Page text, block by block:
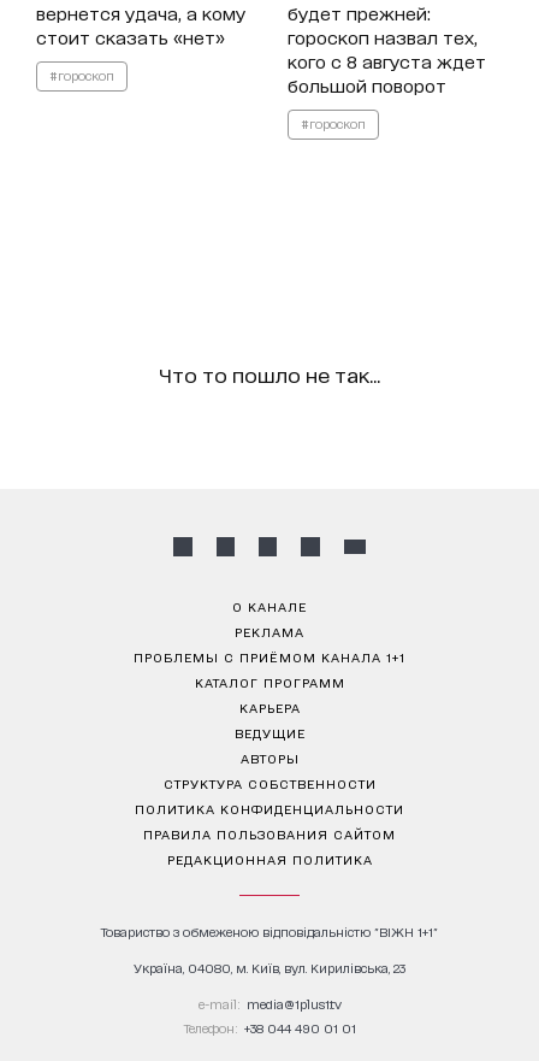
вернется удача, а кому
стоит сказать «нет»
#гороскоп
будет прежней:
гороскоп назвал тех,
кого с 8 августа ждет
большой поворот
#гороскоп
Что то пошло не так...
О КАНАЛЕ
РЕКЛАМА
ПРОБЛЕМЫ С ПРИЁМОМ КАНАЛА 1+1
КАТАЛОГ ПРОГРАММ
КАРЬЕРА
ВЕДУЩИЕ
АВТОРЫ
СТРУКТУРА СОБСТВЕННОСТИ
ПОЛИТИКА КОНФИДЕНЦИАЛЬНОСТИ
ПРАВИЛА ПОЛЬЗОВАНИЯ САЙТОМ
РЕДАКЦИОННАЯ ПОЛИТИКА
Товариство з обмеженою відповідальністю "ВІЖН 1+1"
Україна, 04080, м. Київ, вул. Кирилівська, 23
е-mail: media@1plus1.tv
Телефон: +38 044 490 01 01